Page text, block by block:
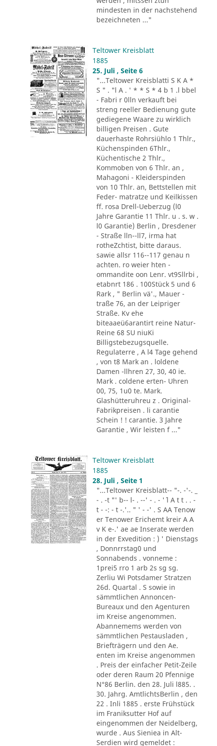
mindesten in der nachstehend
bezeichneten ..."
Teltower Kreisblatt
1885
25. Juli , Seite 6
"...Teltower Kreisblatti S K A *
S " . "l A . ' * * S * 4 b 1 .l bbel
- Fabri r 0lln verkauft bei
streng reeller Bedienung gute
gediegene Waare zu wirklich
billigen Preisen . Gute
dauerhaste Rohrsiühlo 1 Thlr.,
Küchenspinden 6Thlr.,
Küchentische 2 Thlr.,
Kommoben von 6 Thlr. an ,
Mahagoni - Kleiderspinden
von 10 Thlr. an, Bettstellen mit
Feder- matratze und Keilkissen
ff. rosa Drell-Ueberzug (l0
Jahre Garantie 11 Thlr. u . s. w .
l0 Garantie) Berlin , Dresdener
- Straße lln--ll7, irma hat
rotheZchtist, bitte daraus.
sawie allsr 116--117 genau n
achten. ro weier hten -
ommandite oon Lenr. vt9Sllrbi ,
etabnrt 186 . 100Stück 5 und 6
Rark , " Berlin vä'., Mauer -
traße 76, an der Leipriger
Straße. Kv ehe
biteaaeü6arantirt reine Natur-
Reine 68 SU niuKi
Billigstebezugsquelle.
Regulaterre , A l4 Tage gehend
, von t8 Mark an . loldene
Damen -llhren 27, 30, 40 ie.
Mark . coldene erten- Uhren
00, 75, 1u0 te. Mark.
Glashütteruhreu z . Original-
Fabrikpreisen . li carantie
Schein ! ! carantie. 3 Jahre
Garantie , Wir leisten f ..."
Teltower Kreisblatt
1885
28. Juli , Seite 1
"...Teltower Kreisblatt-- "-. -'-. _
- . -t "' b-- l- . --' - . - '´ l A t t . . -
t - -: - t -.'.. " ' - -' . S AA Tenow
er Tenower Erichemt kreir A A
v K e-.' ae ae Inserate werden
in der Exvedition : ) ' Dienstags
, Donnrrstag0 und
Sonnabends . vonneme :
1prei5 rro 1 arb 2s sg sg.
Zerliu Wi Potsdamer Stratzen
26d. Quartal . S sowie in
sämmtlichen Annoncen-
Bureaux und den Agenturen
im Kreise angenommen.
Abannemems werden von
sämmtlichen Pestausladen ,
Briefträgern und den Ae.
enten im Kreise angenommen
. Preis der einfacher Petit-Zeile
oder deren Raum 20 Pfennige
N°86 Berlin. den 28. Juli l885. .
30. Jahrg. AmtlichtsBerlin , den
22 . Inli 1885 . erste Frühstück
im Franiksutter Hof auf
eingenommen der Neidelberg,
wurde . Aus Sieniea in Alt-
Serdien wird gemeldet :